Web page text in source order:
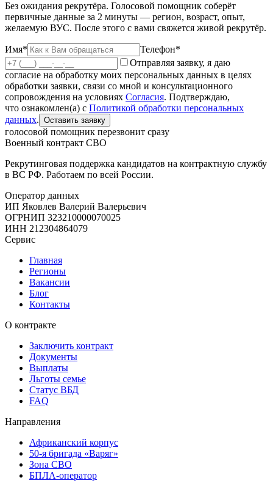
Без ожидания рекрутёра. Голосовой помощник соберёт
первичные данные за 2 минуты — регион, возраст, опыт,
желаемую ВУС. После этого с вами свяжется живой рекрутёр.
Имя*
Телефон*
Отправляя заявку, я даю
согласие на обработку моих персональных данных в целях
обработки заявки, связи со мной и консультационного
сопровождения на условиях Согласия. Подтверждаю,
что ознакомлен(а) с Политикой обработки персональных
данных. Оставить заявку
голосовой помощник перезвонит сразу
Военный контракт СВО
Рекрутинговая поддержка кандидатов на контрактную службу
в ВС РФ. Работаем по всей России.
Оператор данных
ИП Яковлев Валерий Валерьевич
ОГРНИП 323210000070025
ИНН 212304864079
Сервис
Главная
Регионы
Вакансии
Блог
Контакты
О контракте
Заключить контракт
Документы
Выплаты
Льготы семье
Статус ВБД
FAQ
Направления
Африканский корпус
50-я бригада «Варяг»
Зона СВО
БПЛА-оператор